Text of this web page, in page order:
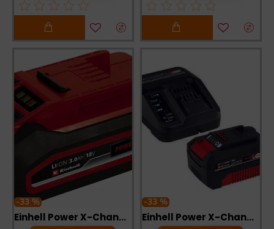
-33 %
Einhell Power X-Change Li-on Akü 18 Volt 3,0 Ah Plus
-33 %
Einhell Power X-Change 4 Ah Akü ve Şarj Cihazı Seti